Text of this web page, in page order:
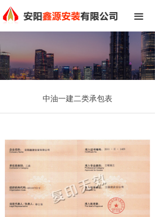
끀
网站首页
关于我们
标志诠释
总经理致辞
新闻中心
资质荣誉
工程案例
人才招聘
中油一建二类承包表